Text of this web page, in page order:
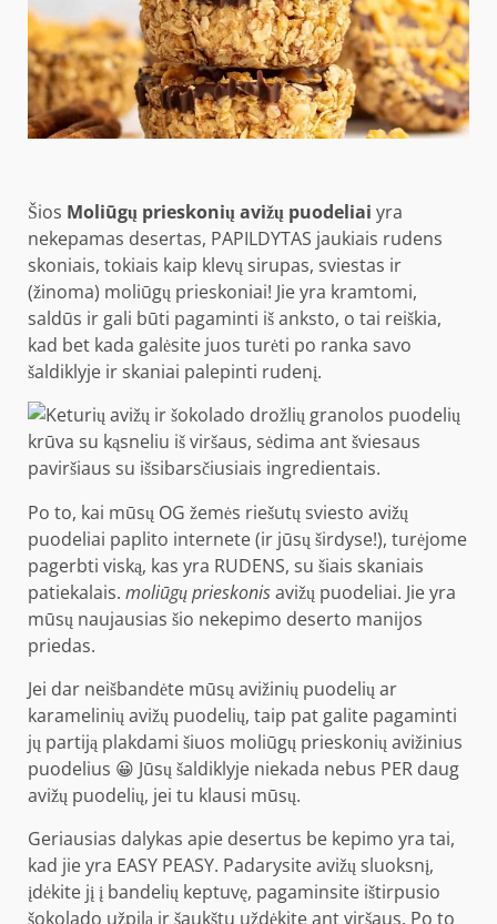
Šios Moliūgų prieskonių avižų puodeliai yra
nekepamas desertas, PAPILDYTAS jaukiais rudens
skoniais, tokiais kaip klevų sirupas, sviestas ir
(žinoma) moliūgų prieskoniai! Jie yra kramtomi,
saldūs ir gali būti pagaminti iš anksto, o tai reiškia,
kad bet kada galėsite juos turėti po ranka savo
šaldiklyje ir skaniai palepinti rudenį.
Po to, kai mūsų OG žemės riešutų sviesto avižų
puodeliai paplito internete (ir jūsų širdyse!), turėjome
pagerbti viską, kas yra RUDENS, su šiais skaniais
patiekalais. moliūgų prieskonisavižų puodeliai. Jie yra
mūsų naujausias šio nekepimo deserto manijos
priedas.
Jei dar neišbandėte mūsų avižinių puodelių ar
karamelinių avižų puodelių, taip pat galite pagaminti
jų partiją plakdami šiuos moliūgų prieskonių avižinius
puodelius 😀 Jūsų šaldiklyje niekada nebus PER daug
avižų puodelių, jei tu klausi mūsų.
Geriausias dalykas apie desertus be kepimo yra tai,
kad jie yra EASY PEASY. Padarysite avižų sluoksnį,
įdėkite jį į bandelių keptuvę, pagaminsite ištirpusio
šokolado užpilą ir šaukštu uždėkite ant viršaus. Po to